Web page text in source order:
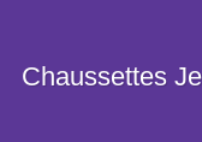
Chaussettes